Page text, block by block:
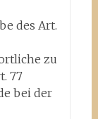
des Art.
zu
77
bei der